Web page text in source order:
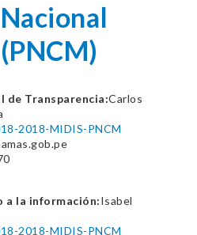
de Transparencia:Carlos
2018-MIDIS-PNCM
a la información:Isabel
2018-MIDIS-PNCM